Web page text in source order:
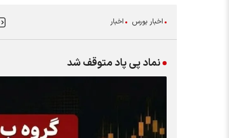
اخبار بورس اخبار
نماد پی پاد متوقف شد